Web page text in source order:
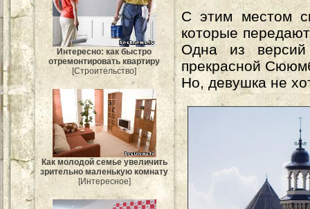
Интересно: как быстро
отремонтировать квартиру
[Строительство]
Как молодой семье увеличить
зрительно маленькую комнату
[Интересное]
С этим местом
которые
Одна из версий
прекрасной
Но, девушка не